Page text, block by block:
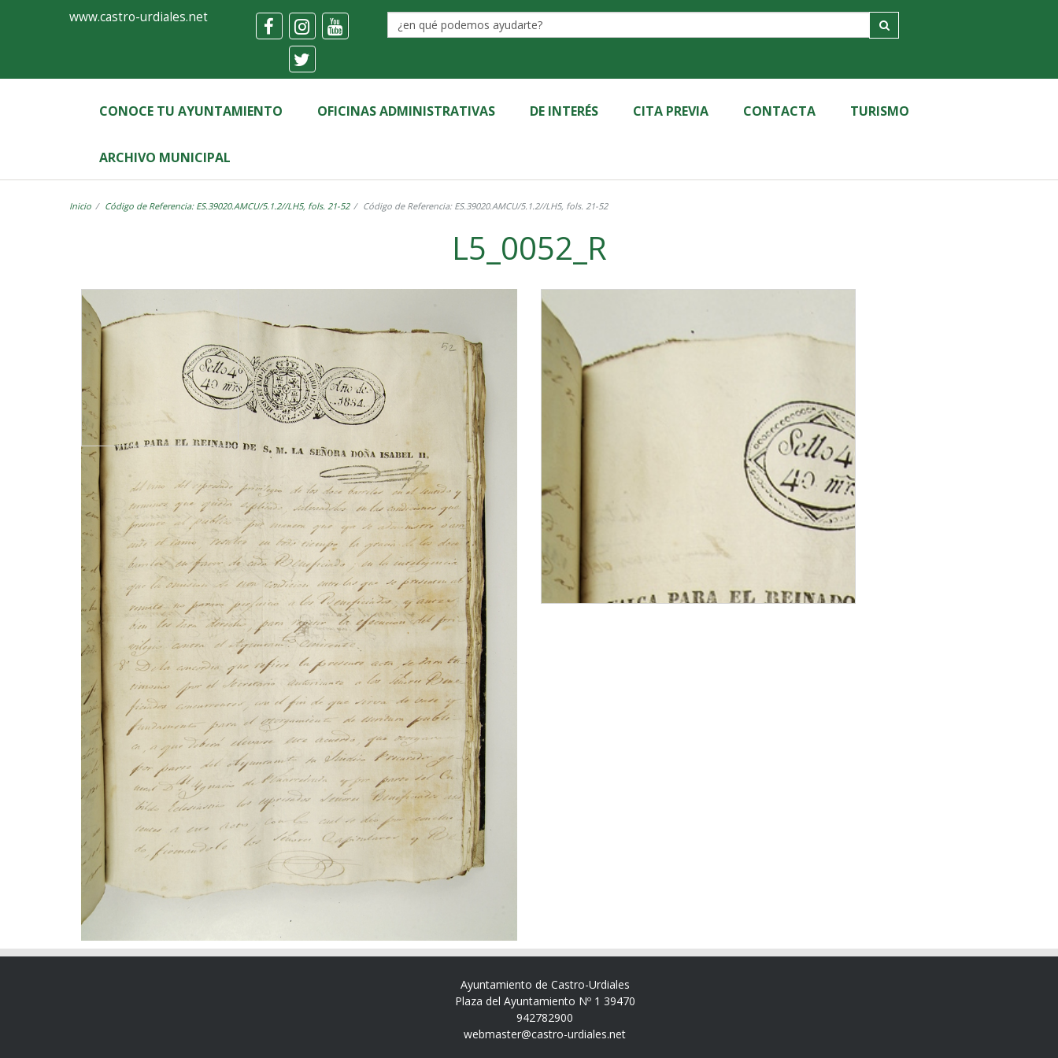
Ayuntamiento
Castro-
Urdiales
www.castro-urdiales.net
CONOCE TU AYUNTAMIENTO OFICINAS ADMINISTRATIVAS DE INTERÉS CITA PREVIA CONTACTA TURISMO
ARCHIVO MUNICIPAL
Inicio Código de Referencia: ES.39020.AMCU/5.1.2//LH5, fols. 21-52 Código de Referencia: ES.39020.AMCU/5.1.2//LH5, fols. 21-52
L5_0052_R
Ayuntamiento de Castro-Urdiales
Plaza del Ayuntamiento Nº 1 39470
942782900
webmaster@castro-urdiales.net